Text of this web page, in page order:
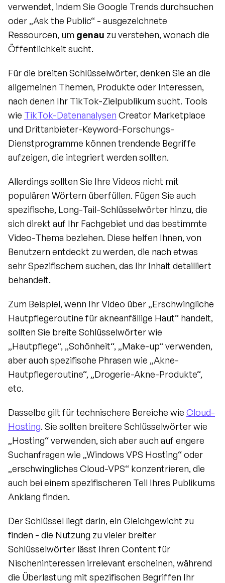
verwendet, indem Sie Google Trends durchsuchen
oder „Ask the Public“ - ausgezeichnete
Ressourcen, um genau zu verstehen, wonach die
Öffentlichkeit sucht.
Für die breiten Schlüsselwörter, denken Sie an die
allgemeinen Themen, Produkte oder Interessen,
nach denen Ihr TikTok-Zielpublikum sucht. Tools
wie TikTok-Datenanalysen Creator Marketplace
und Drittanbieter-Keyword-Forschungs-
Dienstprogramme können trendende Begriffe
aufzeigen, die integriert werden sollten.
Allerdings sollten Sie Ihre Videos nicht mit
populären Wörtern überfüllen. Fügen Sie auch
spezifische, Long-Tail-Schlüsselwörter hinzu, die
sich direkt auf Ihr Fachgebiet und das bestimmte
Video-Thema beziehen. Diese helfen Ihnen, von
Benutzern entdeckt zu werden, die nach etwas
sehr Spezifischem suchen, das Ihr Inhalt detailliert
behandelt.
Zum Beispiel, wenn Ihr Video über „Erschwingliche
Hautpflegeroutine für akneanfällige Haut“ handelt,
sollten Sie breite Schlüsselwörter wie
„Hautpflege“, „Schönheit“, „Make-up“ verwenden,
aber auch spezifische Phrasen wie „Akne-
Hautpflegeroutine“, „Drogerie-Akne-Produkte“,
etc.
Dasselbe gilt für technischere Bereiche wie Cloud-
Hosting. Sie sollten breitere Schlüsselwörter wie
„Hosting“ verwenden, sich aber auch auf engere
Suchanfragen wie „Windows VPS Hosting“ oder
„erschwingliches Cloud-VPS“ konzentrieren, die
auch bei einem spezifischeren Teil Ihres Publikums
Anklang finden.
Der Schlüssel liegt darin, ein Gleichgewicht zu
finden - die Nutzung zu vieler breiter
Schlüsselwörter lässt Ihren Content für
Nischeninteressen irrelevant erscheinen, während
die Überlastung mit spezifischen Begriffen Ihr